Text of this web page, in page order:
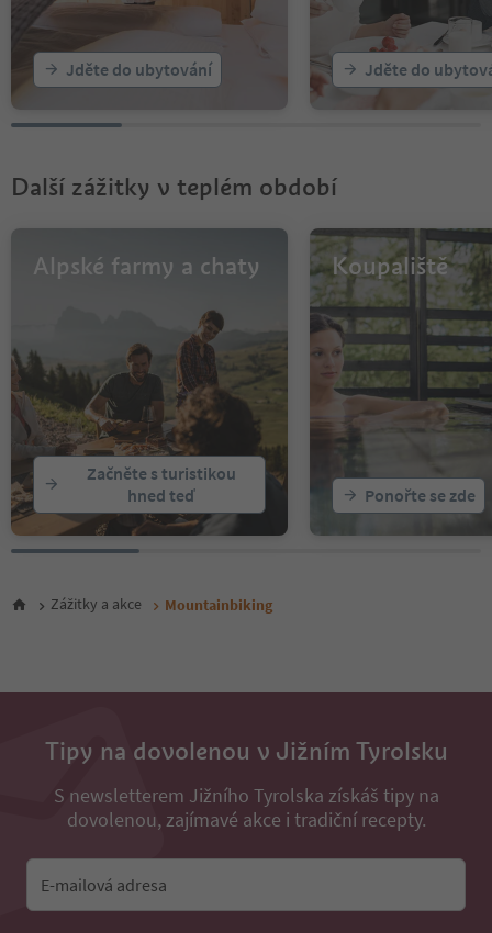
Jděte do ubytování Jděte do
Další zážitky v teplém období
Alpské farmy a chaty
Začněte s turistikou
hned teď
Koupaliště
Ponořte se zde
Zážitky a akce Mountainbiking
Tipy na dovolenou v Jižním Tyrolsku
S newsletterem Jižního Tyrolska získáš tipy na
dovolenou, zajímavé akce i tradiční recepty.
E-mailová adresa